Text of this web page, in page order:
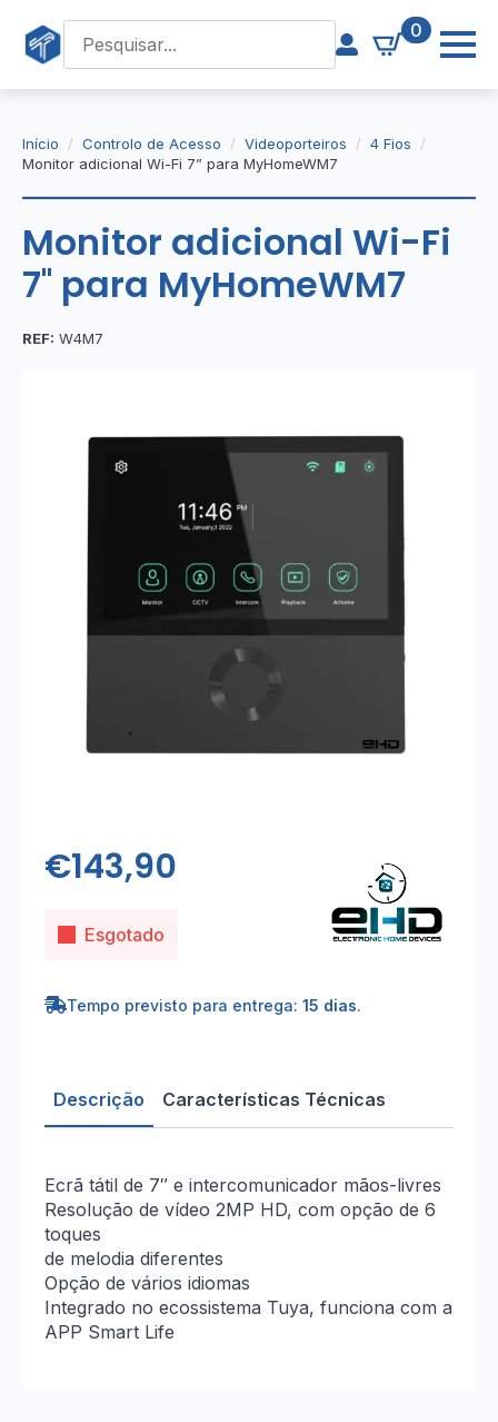
0
Início Controlo de Acesso Videoporteiros
4 Fios
Monitor adicional Wi-Fi 7” para MyHomeWM7
Monitor adicional Wi-Fi
7'' para MyHomeWM7
REF: W4M7
€143,90
Esgotado
Tempo previsto para entrega: 15 dias.
Descrição Características Técnicas
Ecrã tátil de 7″ e intercomunicador mãos-livres
Resolução de vídeo 2MP HD, com opção de 6
toques
de melodia diferentes
Opção de vários idiomas
Integrado no ecossistema Tuya, funciona com a
APP Smart Life